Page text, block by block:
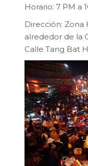
Horario: 7 PM a
Dirección: Zona
alrededor de la
Calle Tang Bat